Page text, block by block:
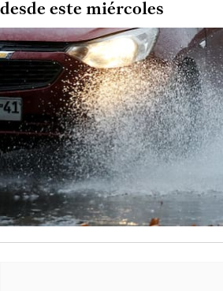
desde este miércoles